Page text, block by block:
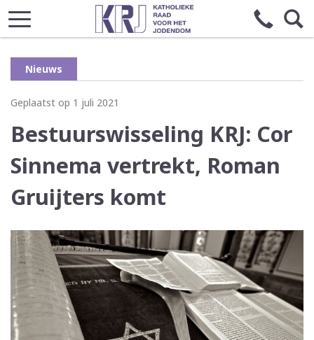
Nieuws
Geplaatst op 1 juli 2021
Bestuurswisseling KRJ: Cor
Sinnema vertrekt, Roman
Gruijters komt